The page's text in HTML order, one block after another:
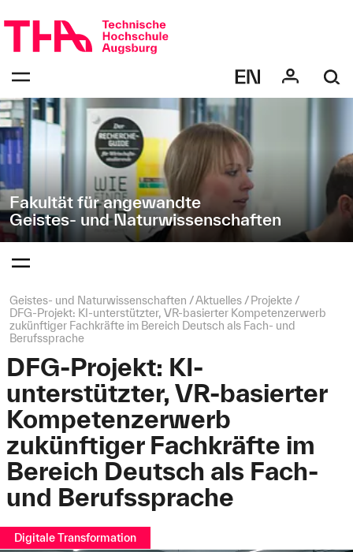
überspringen
zur
Navigation
"Geistes-
und
Naturwissenschaften"
Fakultät für angewandte
Geistes- und Naturwissenschaften
bestätigen
Öffnen
des
Menüs
bestätigen
des
Menüs
Seitenpfad:
Geistes- und Naturwissenschaften Aktuelles
Projekte
DFG-Projekt: KI-unterstützter, VR-basierter Kompetenzerwerb
zukünftiger Fachkräfte im Bereich Deutsch als Fach- und
Berufssprache
DFG-Projekt: KI-
unterstützter, VR-basierter
Kompetenzerwerb
zukünftiger Fachkräfte im
Bereich Deutsch als Fach-
und Berufssprache
Digitale Transformation